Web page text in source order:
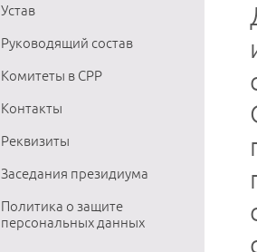
Устав
Руководящий состав
Комитеты в СРР
Контакты
Реквизиты
Заседания президиума
Политика о защите
персональных данных